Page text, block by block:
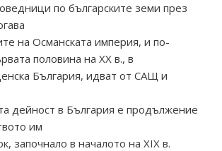
по българските земи през
на Османската империя, и по-
половина на ХХ в., в
България, идват от САЩ и
дейност в България е продължение
им
започнало в началото на ХІХ в.